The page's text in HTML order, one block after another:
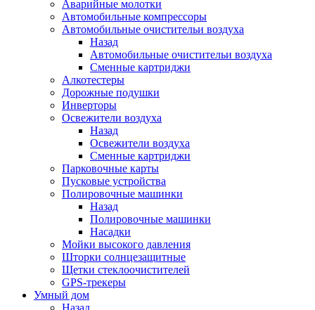
Аварийные молотки
Автомобильные компрессоры
Автомобильные очистительи воздуха
Назад
Автомобильные очистительи воздуха
Сменные картриджи
Алкотестеры
Дорожные подушки
Инверторы
Освежители воздуха
Назад
Освежители воздуха
Сменные картриджи
Парковочные карты
Пусковые устройства
Полировочные машинки
Назад
Полировочные машинки
Насадки
Мойки высокого давления
Шторки солнцезащитные
Щетки стеклоочистителей
GPS-трекеры
Умный дом
Назад